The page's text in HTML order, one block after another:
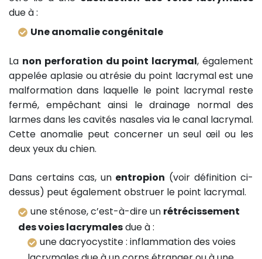
due à :
Une anomalie congénitale
La non perforation du point lacrymal, également
appelée aplasie ou atrésie du point lacrymal est une
malformation dans laquelle le point lacrymal reste
fermé, empêchant ainsi le drainage normal des
larmes dans les cavités nasales via le canal lacrymal.
Cette anomalie peut concerner un seul œil ou les
deux yeux du chien.
Dans certains cas, un entropion (voir définition ci-
dessus) peut également obstruer le point lacrymal.
une sténose, c’est-à-dire un rétrécissement
des voies lacrymalesdue à :
une dacryocystite : inflammation des voies